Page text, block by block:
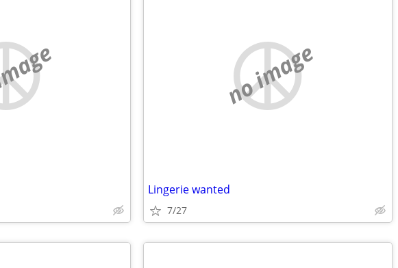
no image
Lingerie wanted
7/27